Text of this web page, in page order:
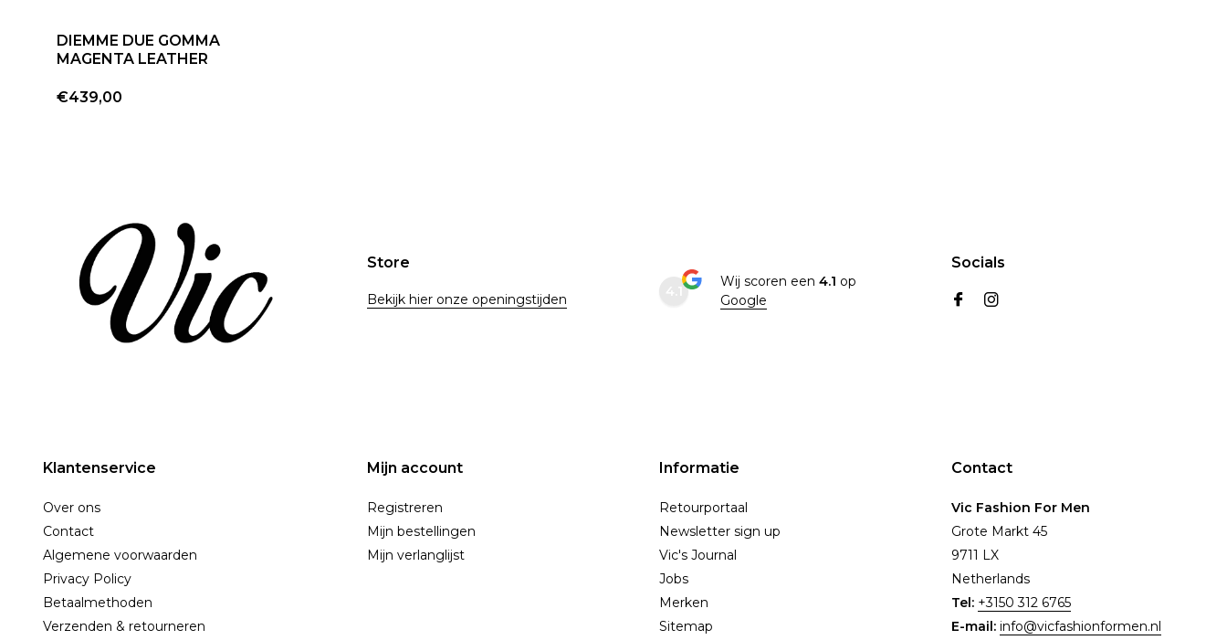
DIEMME DUE GOMMA
MAGENTA LEATHER
€439,00
Store
Bekijk hier onze openingstijden
Wij scoren een 4.1 op
Google
Socials
Klantenservice
Over ons
Contact
Algemene voorwaarden
Privacy Policy
Betaalmethoden
Verzenden & retourneren
Mijn account
Registreren
Mijn bestellingen
Mijn verlanglijst
Informatie
Retourportaal
Newsletter sign up
Vic's Journal
Jobs
Merken
Sitemap
Contact
Vic Fashion For Men
Grote Markt 45
9711 LX
Netherlands
Tel: +3150 312 6765
E-mail: info@vicfashionformen.nl